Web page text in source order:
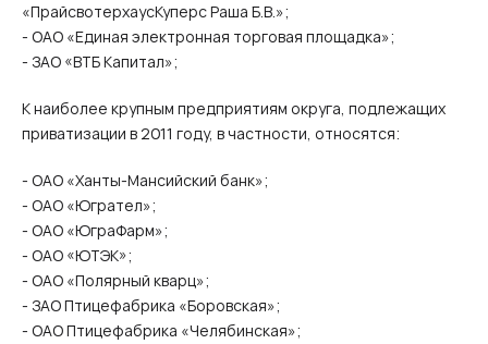
«ПрайсвотерхаусКуперс Раша Б.В.»;
- ОАО «Единая электронная торговая площадка»;
- ЗАО «ВТБ Капитал»;
К наиболее крупным предприятиям округа, подлежащих
приватизации в 2011 году, в частности, относятся:
- ОАО «Ханты-Мансийский банк»;
- ОАО «Югрател»;
- ОАО «ЮграФарм»;
- ОАО «ЮТЭК»;
- ОАО «Полярный кварц»;
- ЗАО Птицефабрика «Боровская»;
- ОАО Птицефабрика «Челябинская»;